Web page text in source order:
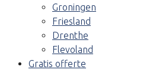
Groningen
Friesland
Drenthe
Flevoland
Gratis offerte